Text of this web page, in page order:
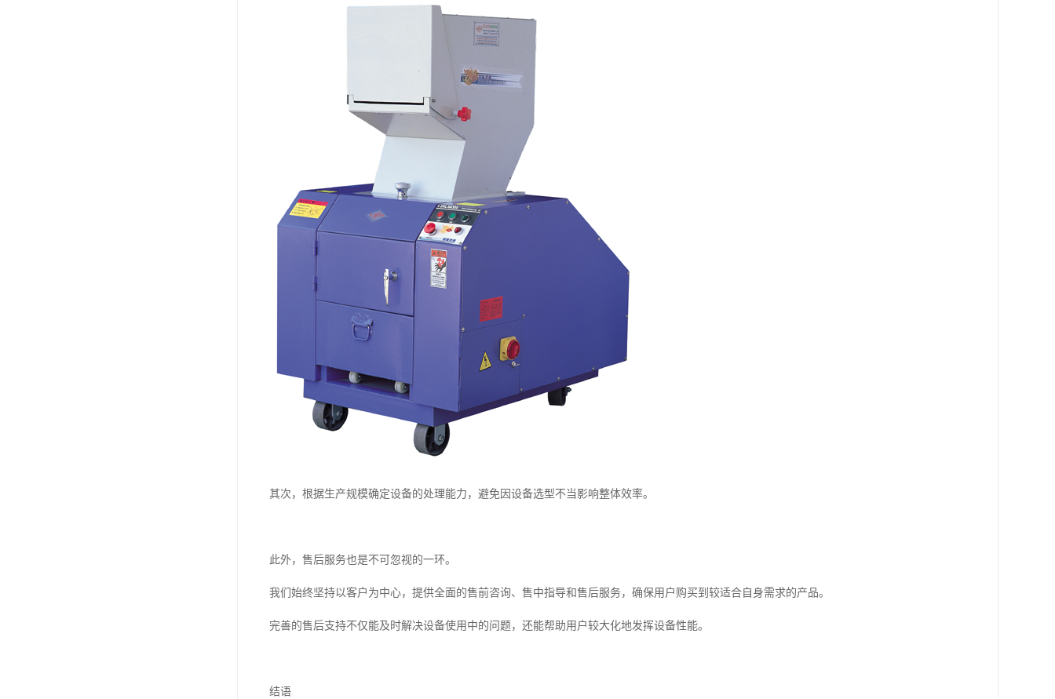
其次，根据生产规模确定设备的处理能力，避免因设备选型不当影响整体效率。
此外，售后服务也是不可忽视的一环。
我们始终坚持以客户为中心，提供全面的售前咨询、售中指导和售后服务，确保用户购买到较适合自身需求的产品。
完善的售后支持不仅能及时解决设备使用中的问题，还能帮助用户较大化地发挥设备性能。
结语